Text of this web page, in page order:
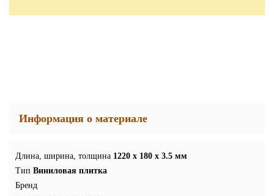
Информация о материале
Длина, ширина, толщина 1220 x 180 x 3.5 мм
Тип Виниловая плитка
Бренд